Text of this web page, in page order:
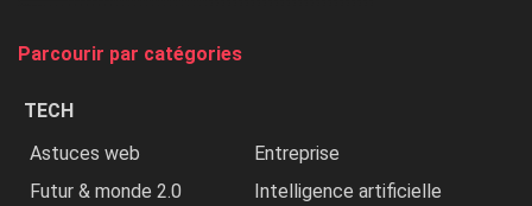
Parcourir par catégories
TECH
Astuces web
Entreprise
Futur & monde 2.0
Intelligence artificielle